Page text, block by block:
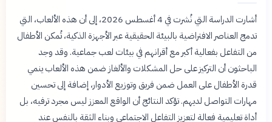
أشارت الدراسة التي نُشرت في 4 أغسطس 2026، إلى أن هذه الألعاب، التي
تدمج العناصر الافتراضية بالبيئة الحقيقية عبر الأجهزة الذكية، تُمكن الأطفال
من التفاعل بفعالية أكبر مع أقرانهم في بيئات لعب جماعية. وقد وجد
الباحثون أن التركيز على حل المشكلات والألغاز ضمن هذه الألعاب ينمي
قدرة الأطفال على العمل ضمن فريق وتوزيع الأدوار، إضافة إلى تحسين
مهارات التواصل لديهم. تؤكد النتائج أن الواقع المعزز ليس مجرد ترفيه، بل
أداة تعليمية فعالة لتعزيز التفاعل الاجتماعي وبناء الثقة بالنفس عند